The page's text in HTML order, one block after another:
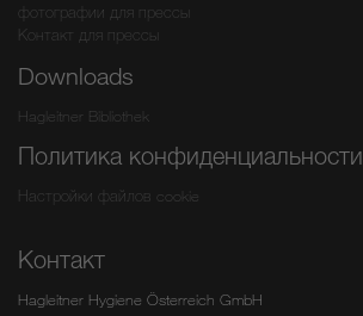
фотографии для прессы
Контакт для прессы
Downloads
Hagleitner Bibliothek
Политика конфиденциальности
Настройки файлов cookie
Контакт
Hagleitner Hygiene Österreich GmbH